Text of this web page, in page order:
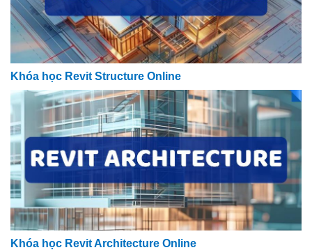
Khóa học Revit Structure Online
Khóa học Revit Architecture Online